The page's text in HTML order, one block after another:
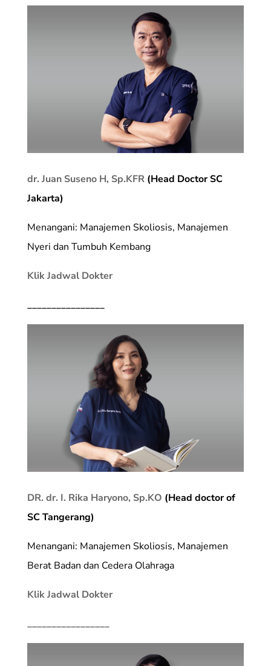
dr. Juan Suseno H, Sp.KFR(Head Doctor SC
Jakarta)
Menangani: Manajemen Skoliosis, Manajemen
Nyeri dan Tumbuh Kembang
Klik Jadwal Dokter
________________
DR. dr. I. Rika Haryono, Sp.KO (Head doctor of
SC Tangerang)
Menangani: Manajemen Skoliosis, Manajemen
Berat Badan dan Cedera Olahraga
Klik Jadwal Dokter
_________________